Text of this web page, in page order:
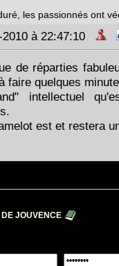
les passionnés ont
à 22:47:10
de réparties
faire quelques
intellectuel
est et restera
JOUVENCE